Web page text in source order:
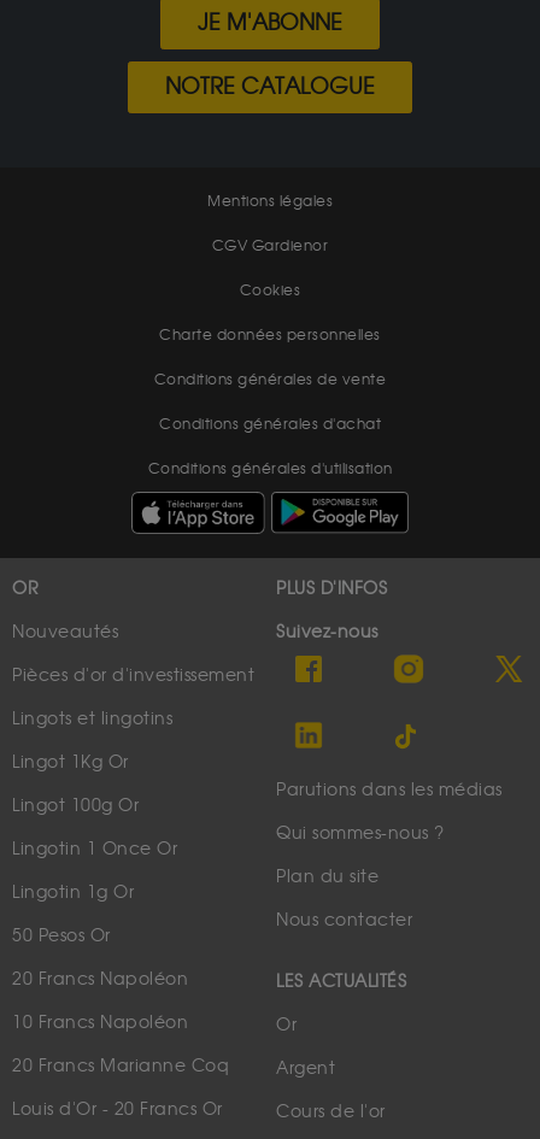
JE M'ABONNE
NOTRE CATALOGUE
Mentions légales
CGV Gardienor
Cookies
Charte données personnelles
Conditions générales de vente
Conditions générales d'achat
Conditions générales d'utilisation
OR
Nouveautés
Pièces d'or d'investissement
Lingots et lingotins
Lingot 1Kg Or
Lingot 100g Or
Lingotin 1 Once Or
Lingotin 1g Or
50 Pesos Or
20 Francs Napoléon
10 Francs Napoléon
20 Francs Marianne Coq
Louis d'Or - 20 Francs Or
PLUS D'INFOS
Suivez-nous
Parutions dans les médias
Qui sommes-nous ?
Plan du site
Nous contacter
LES ACTUALITÉS
Or
Argent
Cours de l'or